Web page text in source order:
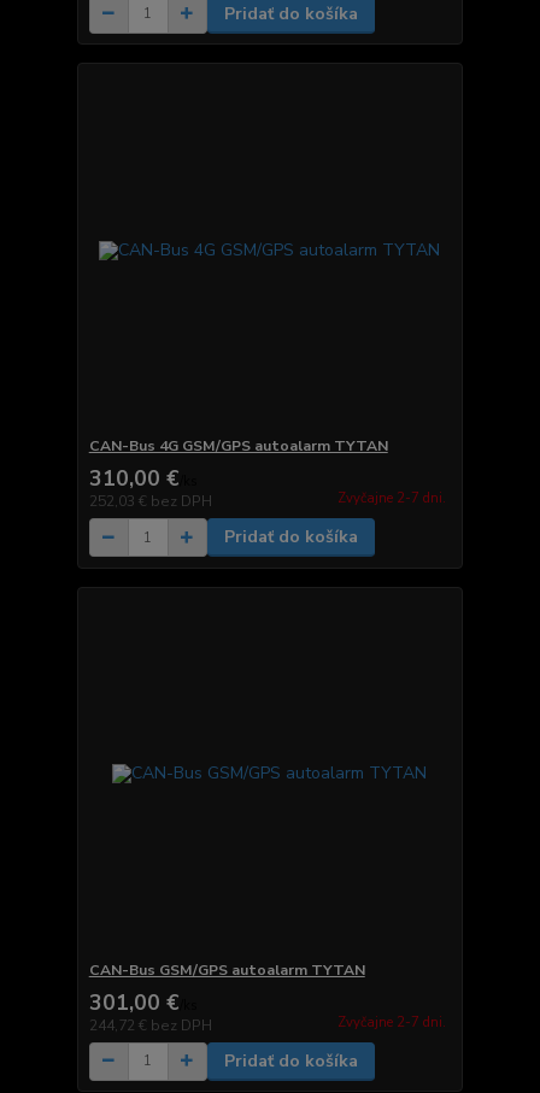
Pridať do košíka
CAN-Bus 4G GSM/GPS autoalarm TYTAN
310,00 €
252,03 € bez DPH Zvyčajne 2-7 dni.
Pridať do košíka
CAN-Bus GSM/GPS autoalarm TYTAN
301,00 €
244,72 € bez DPH Zvyčajne 2-7 dni.
Pridať do košíka